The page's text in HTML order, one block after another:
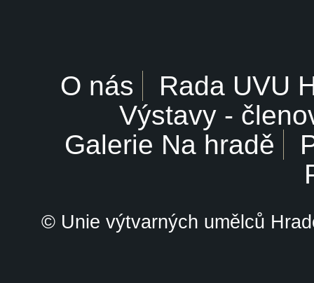
O nás
Rada UVU
Výstavy -
Galerie Na hradě
© Unie výtvarných umělců